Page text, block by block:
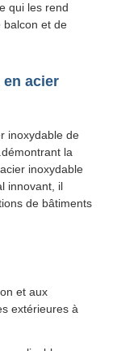
qui les rend
balcon et de
acier
inoxydable de
la
inoxydable
innovant, il
de bâtiments
et aux
extérieures à